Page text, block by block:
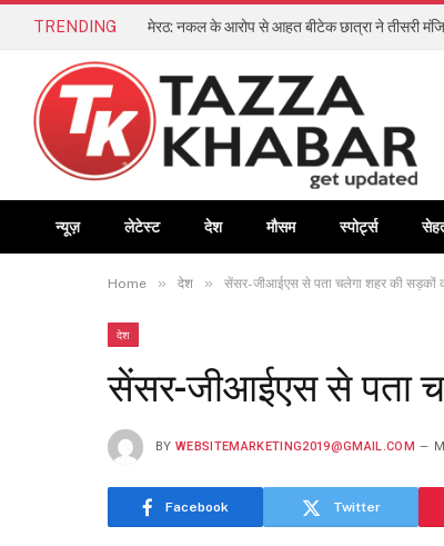
TRENDING मेरठ: नकल के आरोप से आहत बीटेक छात्रा ने तीसरी
न्यूज़ लेटेस्ट देश मौसम स्पोर्ट्स
Home » देश » सेंसर-जीआईएस से पता चलेगा शहर की सड़कों
देश
सेंसर-जीआईएस से पता
BY WEBSITEMARKETING2019@GMAIL.COM
Facebook Twitter